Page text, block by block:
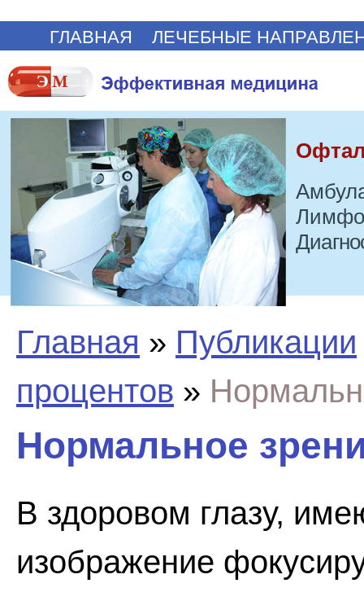
ГЛАВНАЯ ЛЕЧЕБНЫЕ
Главная » Публикации
процентов »
Нормальное
В здоровом глазу,
изображение